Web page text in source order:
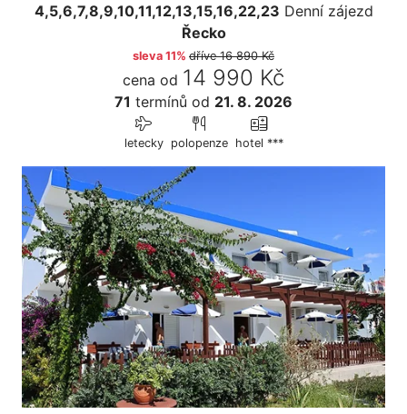
4,5,6,7,8,9,10,11,12,13,15,16,22,23 Denní zájezd
Řecko
sleva 11% dříve16 890 Kč
cena od 14 990 Kč
71 termínů od 21. 8. 2026
letecky polopenze hotel ***